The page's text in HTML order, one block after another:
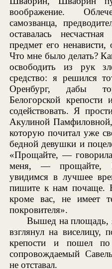
воображение.
самозванца,
оставалась
предмет его
Что мне было делать?
освободить из рук
средство: я решился
Оренбург, дабы
Белогорской
содействовать. Я
Акулиной
которую почитал уже
бедной девушки и
«Прощайте, —
меня, — прощайте,
увидимся в лучшее
пишите к нам почаще.
кроме вас, не имеет
покровителя».
Вышед на площадь,
взглянул на виселицу,
крепости и пошел по
сопровождаемый
не отставал.